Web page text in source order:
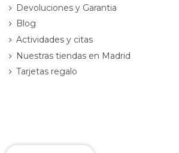
Devoluciones y Garantia
Blog
Actividades y citas
Nuestras tiendas en Madrid
Tarjetas regalo